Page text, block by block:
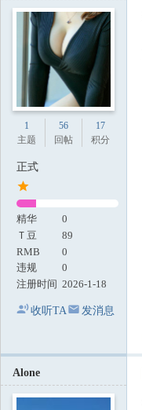
1
主题
56
回帖
17
积分
正式
精华
0
Ｔ豆
89
RMB
0
违规
0
注册时间 2026-1-18
收听TA 发消息
Alone